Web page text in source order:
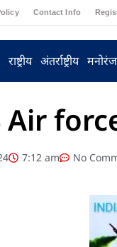
Contact Info
राष्ट्रीय अंतर्राष्ट्रीय
Air
7:12 am No